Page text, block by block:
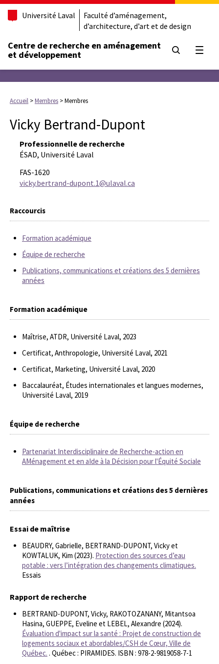
Université Laval
Faculté d’aménagement,
d’architecture, d’art et de design
Centre de recherche en aménagement
et développement
Accueil >Membres >Membres
Vicky Bertrand-Dupont
Professionnelle de recherche
ÉSAD, Université Laval
FAS-1620
vicky.bertrand-dupont.1@ulaval.ca
Raccourcis
Formation académique
Équipe de recherche
Publications, communications et créations des 5 dernières
années
Formation académique
Maîtrise, ATDR, Université Laval, 2023
Certificat, Anthropologie, Université Laval, 2021
Certificat, Marketing, Université Laval, 2020
Baccalauréat, Études internationales et langues modernes,
Université Laval, 2019
Équipe de recherche
Partenariat Interdisciplinaire de Recherche-action en
AMénagement et en aIde à la Décision pour l'Équité Sociale
Publications, communications et créations des 5 dernières
années
Essai de maîtrise
BEAUDRY, Gabrielle, BERTRAND-DUPONT, Vicky et
KOWTALUK, Kim (2023). Protection des sources d’eau
potable : vers l’intégration des changements climatiques.
Essais
Rapport de recherche
BERTRAND-DUPONT, Vicky, RAKOTOZANANY, Mitantsoa
Hasina, GUEPPE, Eveline et LEBEL, Alexandre (2024).
Évaluation d'impact sur la santé : Projet de construction de
logements sociaux et abordables/CSH de Cœur, Ville de
Québec. . Québec : PIRAMIDES. ISBN : 978-2-9819058-7-1